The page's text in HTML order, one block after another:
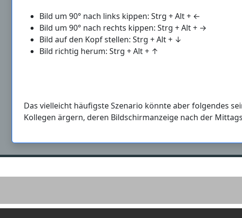
Bild um 90° nach links kippen: Strg + Alt + ←
Bild um 90° nach rechts kippen: Strg + Alt + →
Bild auf den Kopf stellen: Strg + Alt + ↓
Bild richtig herum: Strg + Alt + ↑
Das vielleicht häufigste Szenario könnte aber folgendes
Kollegen ärgern, deren Bildschirmanzeige nach der